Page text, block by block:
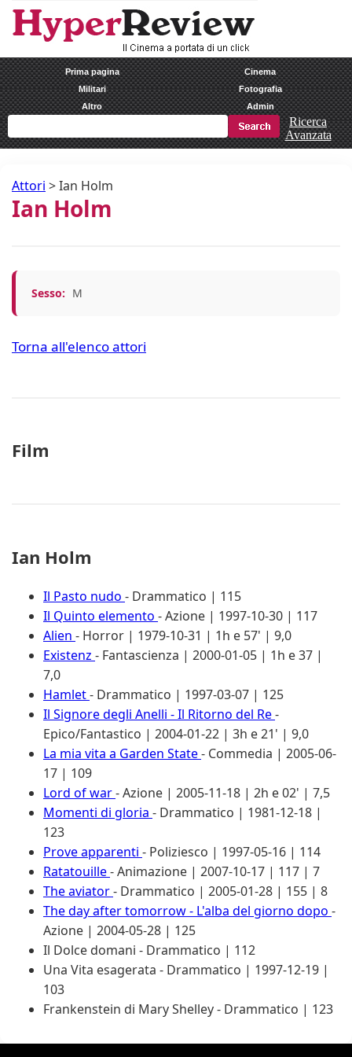
Prima pagina
Cinema
Militari
Fotografia
Altro
Admin
Ricerca
Avanzata
Attori >Ian Holm
Ian Holm
Sesso: M
Torna all'elenco attori
Film
Ian Holm
Il Pasto nudo - Drammatico | 115
Il Quinto elemento - Azione | 1997-10-30 | 117
Alien - Horror | 1979-10-31 | 1h e 57' | 9,0
Existenz - Fantascienza | 2000-01-05 | 1h e 37 |
7,0
Hamlet- Drammatico | 1997-03-07 | 125
Il Signore degli Anelli - Il Ritorno del Re-
Epico/Fantastico | 2004-01-22 | 3h e 21' | 9,0
La mia vita a Garden State- Commedia | 2005-06-
17 | 109
Lord of war- Azione | 2005-11-18 | 2h e 02' | 7,5
Momenti di gloria - Drammatico | 1981-12-18 |
123
Prove apparenti - Poliziesco | 1997-05-16 | 114
Ratatouille- Animazione | 2007-10-17 | 117 | 7
The aviator- Drammatico | 2005-01-28 | 155 | 8
The day after tomorrow - L'alba del giorno dopo -
Azione | 2004-05-28 | 125
Il Dolce domani - Drammatico | 112
Una Vita esagerata - Drammatico | 1997-12-19 |
103
Frankenstein di Mary Shelley- Drammatico | 123